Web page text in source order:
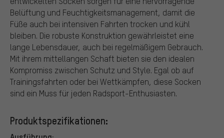
Belüftung und Feuchtigkeitsmanagement, damit die
Füße auch bei intensiven Fahrten trocken und kühl
bleiben. Die robuste Konstruktion gewährleistet eine
lange Lebensdauer, auch bei regelmäßigem Gebrauch.
Mit ihrem mittellangen Schaft bieten sie den idealen
Kompromiss zwischen Schutz und Style. Egal ob auf
Trainingsfahrten oder bei Wettkämpfen, diese Socken
sind ein Muss für jeden Radsport-Enthusiasten.
Produktspezifikationen: